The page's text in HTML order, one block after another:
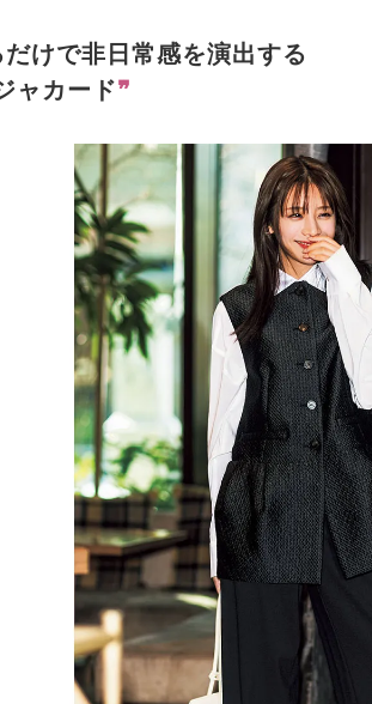
けで非日常感を演出する
ャカード❞